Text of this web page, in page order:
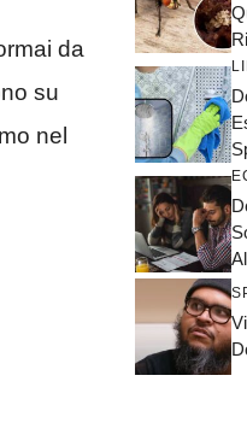
da
su
nel